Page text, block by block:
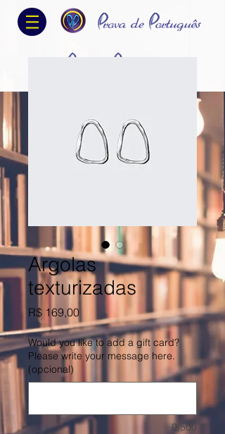
Argolas
texturizadas
R$ 169,00Preço
Would you like to add a gift card?
Please write your message here.
(opcional)
0/500